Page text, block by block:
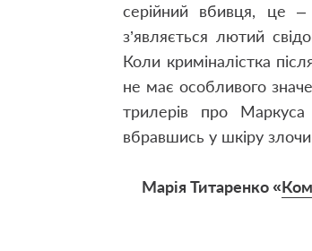
серійний вбивця, це
з’являється лютий
Коли криміналістка
не має особливого
трилерів про
вбравшись у шкіру
Марія Титаренко «